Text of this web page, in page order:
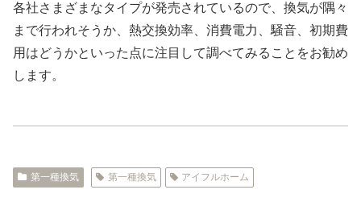
各社さまざまなタイプが発売されているので、換気が隅々
まで行われそうか、熱交換効率、消費電力、騒音、初期費
用はどうかといった点に注目して調べてみることをお勧め
します。
第一種換気 第一種換気 アイフルホーム